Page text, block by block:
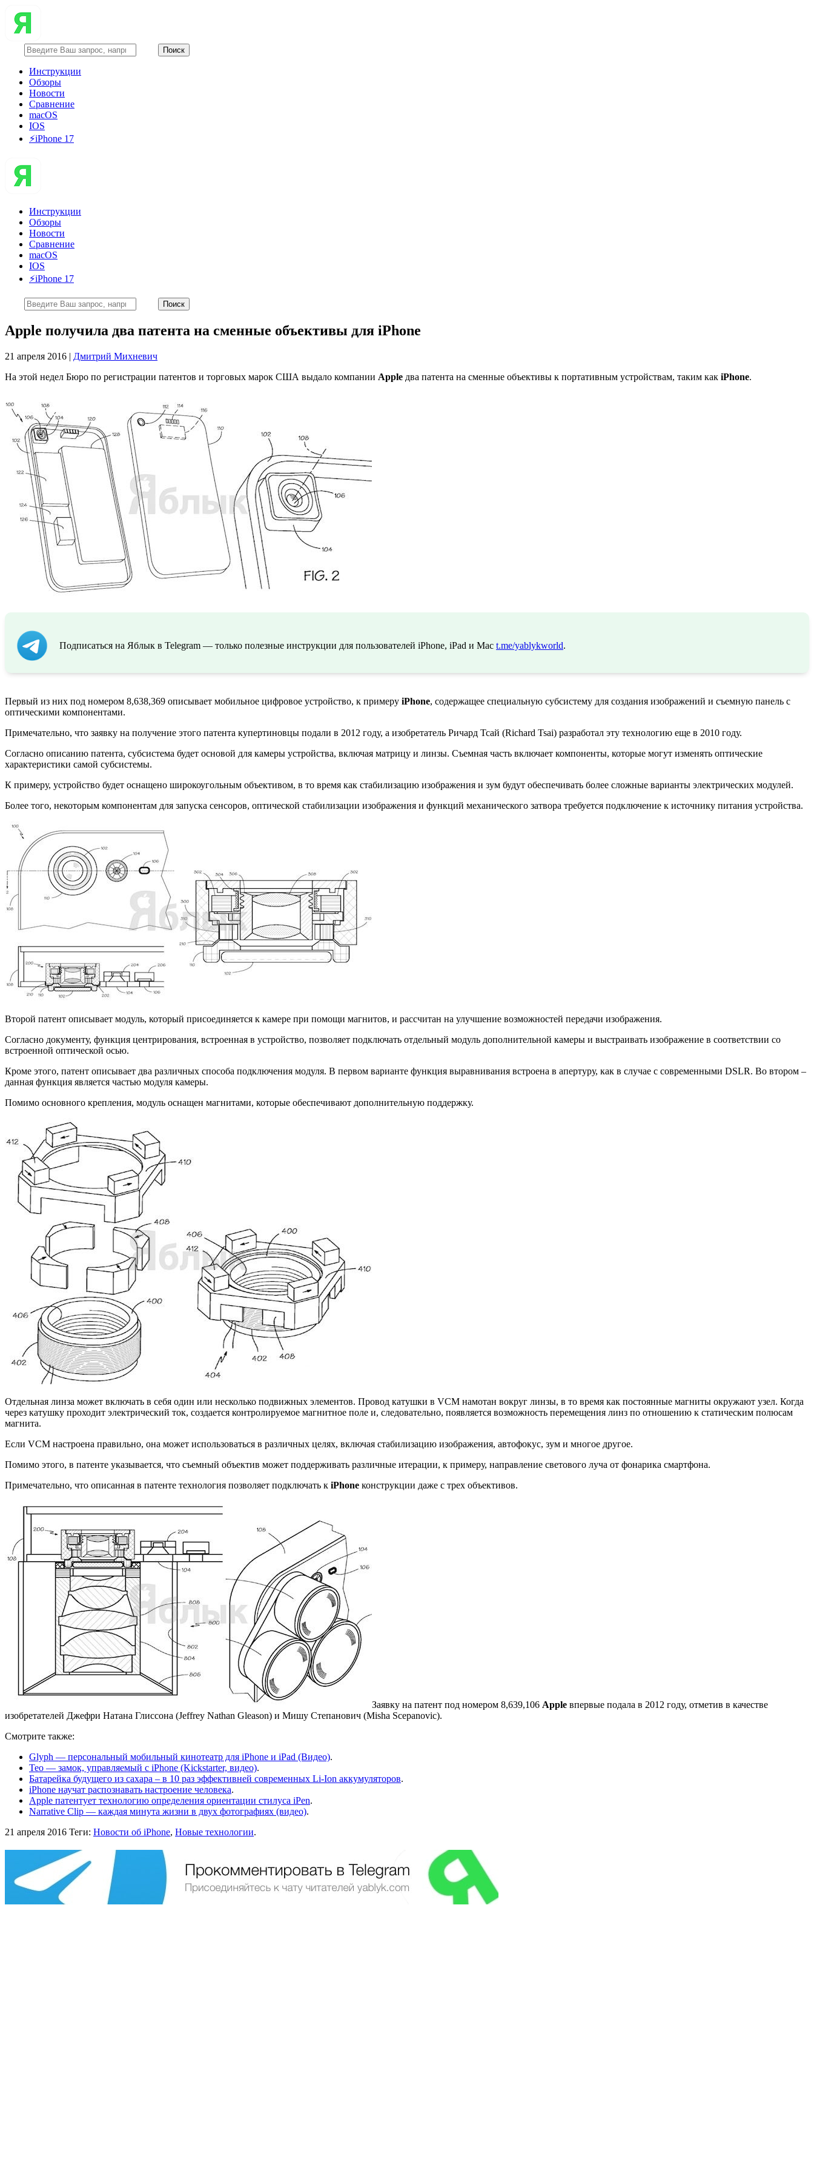
Инструкции
Обзоры
Новости
Сравнение
macOS
IOS
⚡️iPhone 17
Инструкции
Обзоры
Новости
Сравнение
macOS
IOS
⚡️iPhone 17
Apple получила два патента на сменные объективы для iPhone
21 апреля 2016 | Дмитрий Михневич
На этой недел Бюро по регистрации патентов и торговых марок США выдало компании Apple два патента на сменные объективы к портативным устройствам, таким как iPhone.
Подписаться на Яблык в Telegram — только полезные инструкции для пользователей iPhone, iPad и Mac t.me/yablykworld.
Первый из них под номером 8,638,369 описывает мобильное цифровое устройство, к примеру iPhone, содержащее специальную субсистему для создания изображений и съемную панель с
оптическими компонентами.
Примечательно, что заявку на получение этого патента купертиновцы подали в 2012 году, а изобретатель Ричард Тсай (Richard Tsai) разработал эту технологию еще в 2010 году.
Согласно описанию патента, субсистема будет основой для камеры устройства, включая матрицу и линзы. Съемная часть включает компоненты, которые могут изменять оптические
характеристики самой субсистемы.
К примеру, устройство будет оснащено широкоугольным объективом, в то время как стабилизацию изображения и зум будут обеспечивать более сложные варианты электрических модулей.
Более того, некоторым компонентам для запуска сенсоров, оптической стабилизации изображения и функций механического затвора требуется подключение к источнику питания устройства.
Второй патент описывает модуль, который присоединяется к камере при помощи магнитов, и рассчитан на улучшение возможностей передачи изображения.
Согласно документу, функция центрирования, встроенная в устройство, позволяет подключать отдельный модуль дополнительной камеры и выстраивать изображение в соответствии со
встроенной оптической осью.
Кроме этого, патент описывает два различных способа подключения модуля. В первом варианте функция выравнивания встроена в апертуру, как в случае с современными DSLR. Во втором –
данная функция является частью модуля камеры.
Помимо основного крепления, модуль оснащен магнитами, которые обеспечивают дополнительную поддержку.
Отдельная линза может включать в себя один или несколько подвижных элементов. Провод катушки в VCM намотан вокруг линзы, в то время как постоянные магниты окружают узел. Когда
через катушку проходит электрический ток, создается контролируемое магнитное поле и, следовательно, появляется возможность перемещения линз по отношению к статическим полюсам
магнита.
Если VCM настроена правильно, она может использоваться в различных целях, включая стабилизацию изображения, автофокус, зум и многое другое.
Помимо этого, в патенте указывается, что съемный объектив может поддерживать различные итерации, к примеру, направление светового луча от фонарика смартфона.
Примечательно, что описанная в патенте технология позволяет подключать к iPhone конструкции даже с трех объективов.
Заявку на патент под номером 8,639,106 Apple впервые подала в 2012 году, отметив в качестве
изобретателей Джефри Натана Глиссона (Jeffrey Nathan Gleason) и Мишу Степанович (Misha Scepanovic).
Смотрите также:
Glyph — персональный мобильный кинотеатр для iPhone и iPad (Видео).
Тео — замок, управляемый с iPhone (Kickstarter, видео).
Батарейка будущего из сахара – в 10 раз эффективней современных Li-Ion аккумуляторов.
iPhone научат распознавать настроение человека.
Apple патентует технологию определения ориентации стилуса iPen.
Narrative Clip — каждая минута жизни в двух фотографиях (видео).
21 апреля 2016 Теги: Новости об iPhone, Новые технологии.